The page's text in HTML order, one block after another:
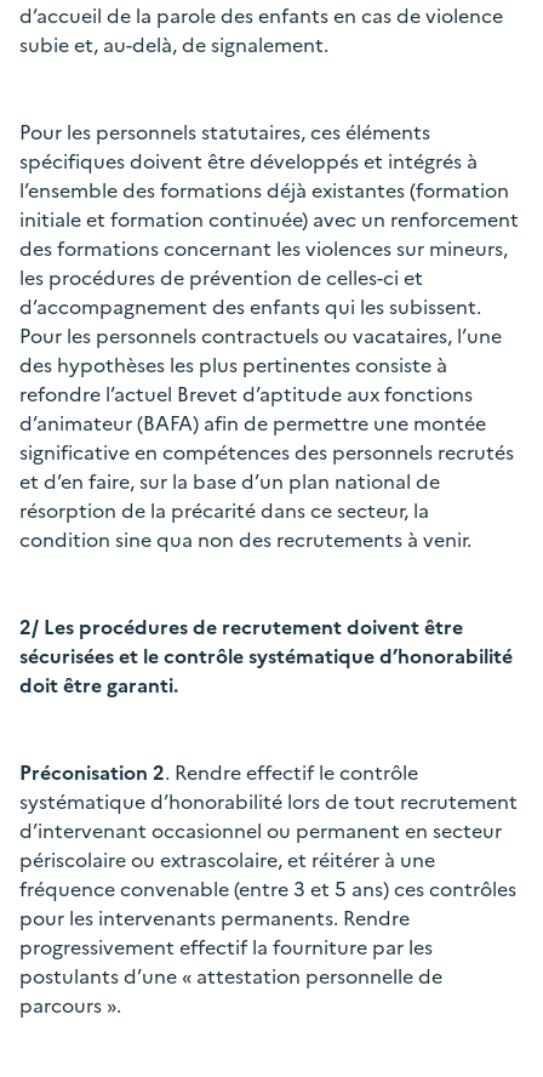
d’accueil de la parole des enfants en cas de violence
subie et, au-delà, de signalement.
Pour les personnels statutaires, ces éléments
spécifiques doivent être développés et intégrés à
l’ensemble des formations déjà existantes (formation
initiale et formation continuée) avec un renforcement
des formations concernant les violences sur mineurs,
les procédures de prévention de celles-ci et
d’accompagnement des enfants qui les subissent.
Pour les personnels contractuels ou vacataires, l’une
des hypothèses les plus pertinentes consiste à
refondre l’actuel Brevet d’aptitude aux fonctions
d’animateur (BAFA) afin de permettre une montée
significative en compétences des personnels recrutés
et d’en faire, sur la base d’un plan national de
résorption de la précarité dans ce secteur, la
condition sine qua non des recrutements à venir.
2/ Les procédures de recrutement doivent être
sécurisées et le contrôle systématique d’honorabilité
doit être garanti.
Préconisation 2. Rendre effectif le contrôle
systématique d’honorabilité lors de tout recrutement
d’intervenant occasionnel ou permanent en secteur
périscolaire ou extrascolaire, et réitérer à une
fréquence convenable (entre 3 et 5 ans) ces contrôles
pour les intervenants permanents. Rendre
progressivement effectif la fourniture par les
postulants d’une « attestation personnelle de
parcours ».